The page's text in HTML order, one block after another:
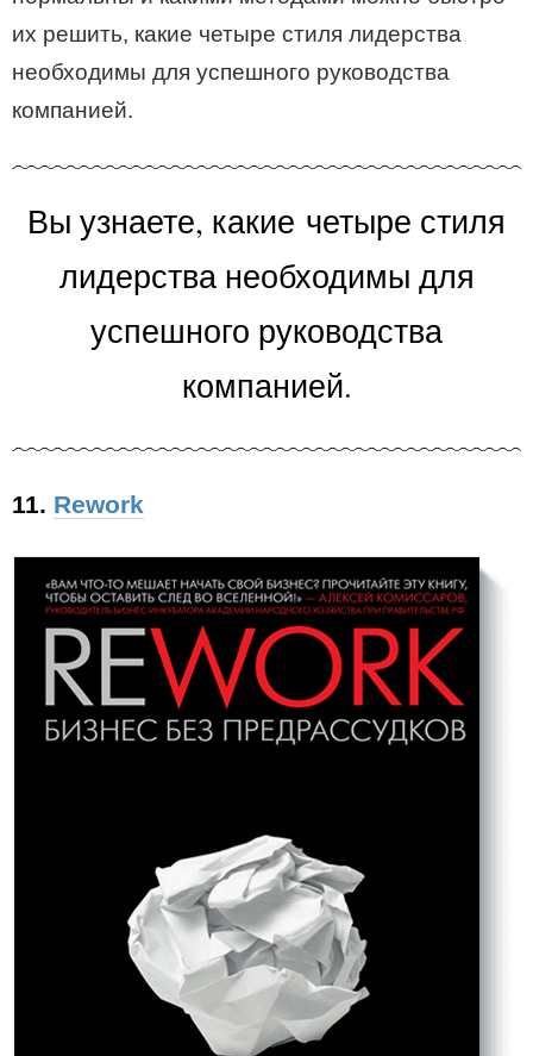
их решить, какие четыре стиля лидерства
необходимы для успешного руководства
компанией.
Вы узнаете, какие четыре стиля
лидерства необходимы для
успешного руководства
компанией.
11. Rework